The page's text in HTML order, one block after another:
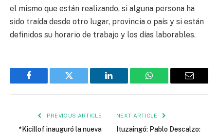
el mismo que están realizando, si alguna persona ha
sido traída desde otro lugar, provincia o país y si están
definidos su horario de trabajo y los días laborables.
Facebook Twitter LinkedIn WhatsApp Email
PREVIOUS ARTICLE
*Kicillof inauguró la nueva
NEXT ARTICLE
Ituzaingó: Pablo Descalzo: